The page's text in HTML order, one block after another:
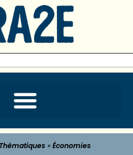
Thématiques »Économies